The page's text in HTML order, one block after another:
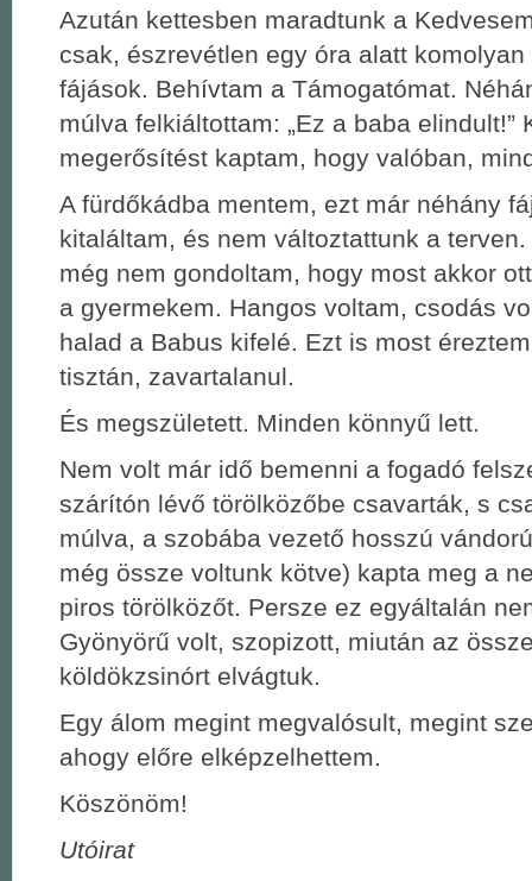
Azután kettesben maradtunk a
csak, észrevétlen egy óra alatt
fájások. Behívtam a Támogatómat.
múlva felkiáltottam: „Ez a baba elindult!”
megerősítést kaptam, hogy valóban,
A fürdőkádba mentem, ezt már néhány
kitaláltam, és nem változtattunk a
még nem gondoltam, hogy most akkor
a gyermekem. Hangos voltam, csodás
halad a Babus kifelé. Ezt is most
tisztán, zavartalanul.
És megszületett. Minden könnyű lett.
Nem volt már idő bemenni a fogadó
szárítón lévő törölközőbe csavarták, s
múlva, a szobába vezető hosszú
még össze voltunk kötve) kapta meg a
piros törölközőt. Persze ez egyáltalán
Gyönyörű volt, szopizott, miután az
köldökzsinórt elvágtuk.
Egy álom megint megvalósult, megint
ahogy előre elképzelhettem.
Köszönöm!
Utóirat